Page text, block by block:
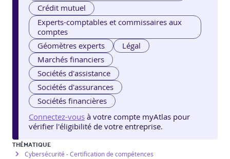
Crédit mutuel
Experts-comptables et commissaires aux
comptes
Géomètres experts
Légal
Marchés financiers
Sociétés d'assistance
Sociétés d'assurances
Sociétés financières
Connectez-vous à votre compte myAtlas pour
vérifier l'éligibilité de votre entreprise.
THÉMATIQUE
Cybersécurité - Certification de compétences